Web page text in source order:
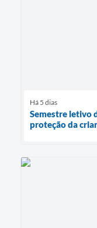
Há 5 dias
Semestre letivo
proteção da